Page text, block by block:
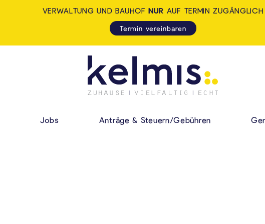
KELMIS - LA
HAUPMENÜ
Jobs Anträge & Steuern/Gebühren
VERWALTUNG UND BAUHOF NUR AUF TERMIN ZUGÄNGLICH
Termin vereinbaren